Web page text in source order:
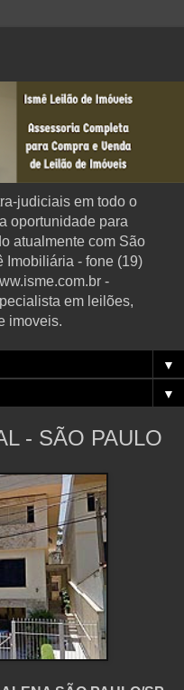
judiciais em todo o
oportunidade para
atualmente com São
Imobiliária - fone (19)
-
em leilões,
imoveis.
▼
▼
- SÃO PAULO